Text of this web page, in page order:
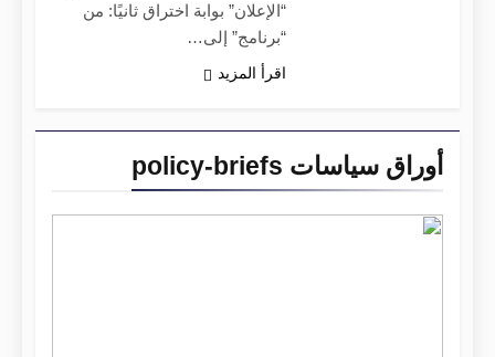
أوراق سياسات policy-briefs
“الإعلان” بوابة اختراق ثانيًا: من
“برنامج” إلى…
اقرأ المزيد